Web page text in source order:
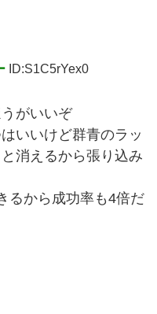
ID:S1C5rYex0
がいいぞ
いいけど群青のラッ
消えるから張り込み
るから成功率も4倍だ